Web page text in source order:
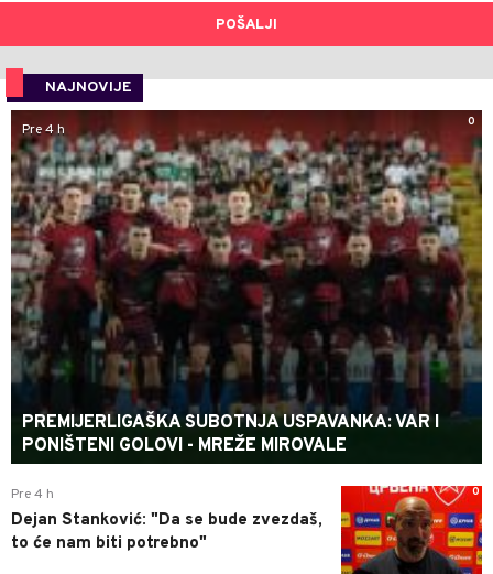
POŠALJI
NAJNOVIJE
0
Pre 4 h
PREMIJERLIGAŠKA SUBOTNJA USPAVANKA: VAR I
PONIŠTENI GOLOVI - MREŽE MIROVALE
0
Pre 4 h
Dejan Stanković: "Da se bude zvezdaš,
to će nam biti potrebno"